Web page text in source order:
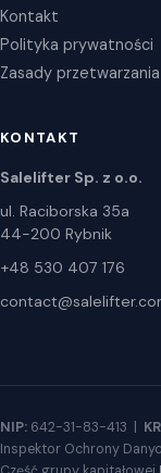
Kontakt
Polityka prywatności
Zasady
KONTAKT
Salelifter Sp. z o.o.
ul. Raciborska 35a
44-200 Rybnik
+48 530 407 176
NIP: 642-31-83-413 |
Inspektor Ochrony